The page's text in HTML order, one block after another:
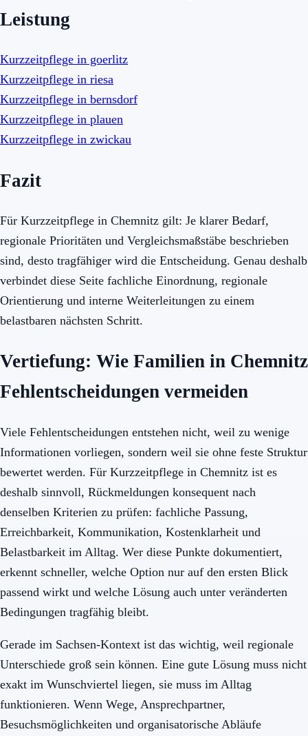
Leistung
Kurzzeitpflege in goerlitz
Kurzzeitpflege in riesa
Kurzzeitpflege in bernsdorf
Kurzzeitpflege in plauen
Kurzzeitpflege in zwickau
Fazit
Für Kurzzeitpflege in Chemnitz gilt: Je klarer Bedarf,
regionale Prioritäten und Vergleichsmaßstäbe beschrieben
sind, desto tragfähiger wird die Entscheidung. Genau deshalb
verbindet diese Seite fachliche Einordnung, regionale
Orientierung und interne Weiterleitungen zu einem
belastbaren nächsten Schritt.
Vertiefung: Wie Familien in Chemnitz
Fehlentscheidungen vermeiden
Viele Fehlentscheidungen entstehen nicht, weil zu wenige
Informationen vorliegen, sondern weil sie ohne feste Struktur
bewertet werden. Für Kurzzeitpflege in Chemnitz ist es
deshalb sinnvoll, Rückmeldungen konsequent nach
denselben Kriterien zu prüfen: fachliche Passung,
Erreichbarkeit, Kommunikation, Kostenklarheit und
Belastbarkeit im Alltag. Wer diese Punkte dokumentiert,
erkennt schneller, welche Option nur auf den ersten Blick
passend wirkt und welche Lösung auch unter veränderten
Bedingungen tragfähig bleibt.
Gerade im Sachsen-Kontext ist das wichtig, weil regionale
Unterschiede groß sein können. Eine gute Lösung muss nicht
exakt im Wunschviertel liegen, sie muss im Alltag
funktionieren. Wenn Wege, Ansprechpartner,
Besuchsmöglichkeiten und organisatorische Abläufe